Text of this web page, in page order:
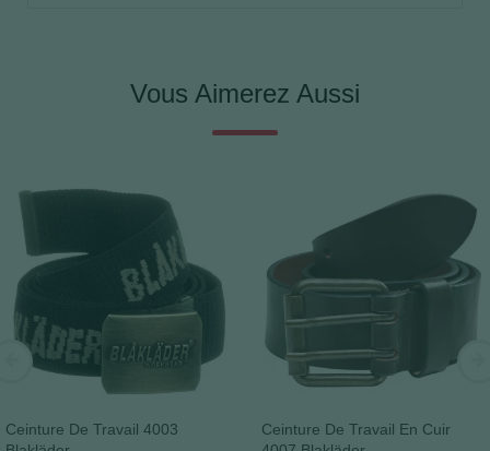
Vous Aimerez Aussi
Ceinture De Travail 4003
Ceinture De Travail En Cuir